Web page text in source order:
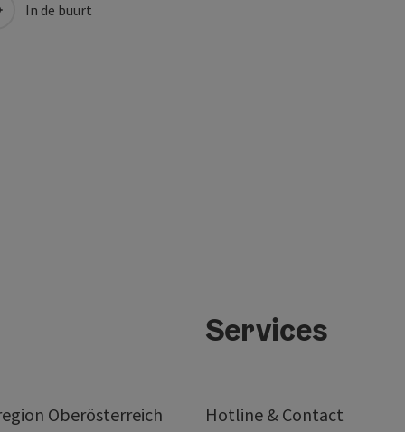
In de buurt
Oberösterreich
Services
Hotline & Contact